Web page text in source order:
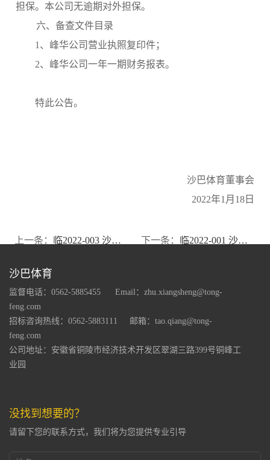
担保。本公司无逾期对外担保。
六、备查文件目录
1、峰华公司营业执照复印件；
2、峰华公司一年一期财务报表。
特此公告。
沙巴体育董事会
2022年1月18日
上一条： 临2022-003 沙巴体育 2021年年度业绩预增公告 下一条： 临2022-001 沙巴体育关于为控股子公司---铜陵市峰华电子有限公司提供担保的进展公告
沙巴体育
监督电话：0562-5885455
Email：zhu.xiangsheng@tong-
feng.com
招标咨询热线：0562-5883111
邮箱：tao.qiang@tong-
feng.com
公司地址：安徽省铜陵市经济技术开发区翠湖三路399号铜峰工
业园
没找到想要的？
请留下您的联系方式，我们将为您提供专业引导